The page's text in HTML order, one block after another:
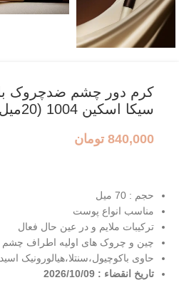
کرم دور چشم ضدچروک
سیکا اسکین 1004 (20میل)
840,000 تومان
حجم : 70 میل
مناسب انواع پوست
ترکیبات ملایم و در عین حال فعال
چین و چروک های اولیه اطراف چشم
حاوی باکوچیول،سنتلا،هیالورونیک
تاریخ انقضاء : 2026/10/09